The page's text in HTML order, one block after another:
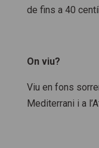
de fins a 40
On viu?
Viu en fons
Mediterrani i a